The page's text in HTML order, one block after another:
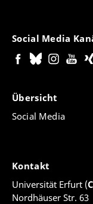
Social Media
Übersicht
Social Media
Kontakt
Universität Erfurt (
Nordhäuser Str. 63